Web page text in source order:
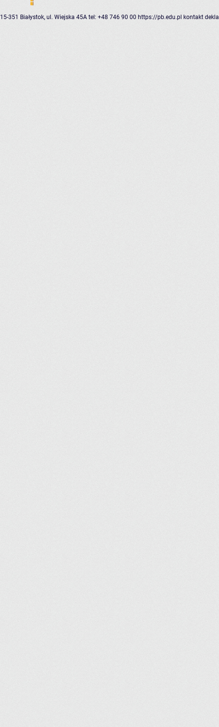
15-351 Białystok, ul. Wiejska 45A tel: +48 746 90 00 https://pb.edu.pl kontakt